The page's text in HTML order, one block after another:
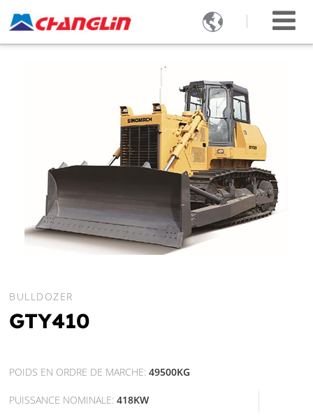

BULLDOZER
GTY410
POIDS EN ORDRE DE MARCHE:49500KG
PUISSANCE NOMINALE:418KW